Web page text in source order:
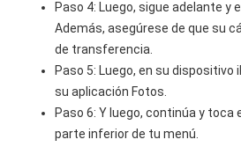
Paso 4: Luego, sigue adelante y
Además, asegúrese de que su
de transferencia.
Paso 5: Luego, en su dispositivo
su aplicación Fotos.
Paso 6: Y luego, continúa y toca
parte inferior de tu menú.